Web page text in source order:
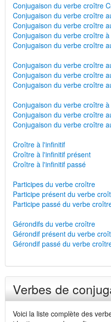
Conjugaison du verbe croître
Conjugaison du verbe croître
Conjugaison du verbe croître
Conjugaison du verbe croître
Conjugaison du verbe croître
Conjugaison du verbe croître
Conjugaison du verbe croître
Conjugaison du verbe croître
Conjugaison du verbe croître
Conjugaison du verbe croître
Conjugaison du verbe croître
Croître à l'infinitif
Croître à l'infinitif présent
Croître à l'infinitif passé
Participes du verbe croître
Participe présent du verbe
Participe passé du verbe
Gérondifs du verbe croître
Gérondif présent du verbe
Gérondif passé du verbe
Verbes de
Voici la liste complète des